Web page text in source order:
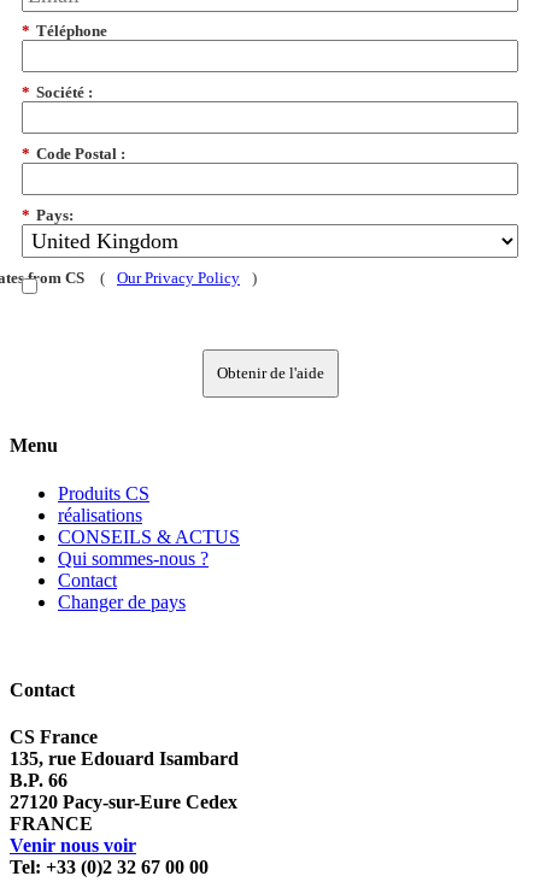
* Téléphone
* Société :
* Code Postal :
* Pays:
from CS ( Our Privacy Policy )
Obtenir de l'aide
Menu
Produits CS
réalisations
CONSEILS & ACTUS
Qui sommes-nous ?
Contact
Changer de pays
Contact
CS France
135, rue Edouard Isambard
B.P. 66
27120 Pacy-sur-Eure Cedex
FRANCE
Venir nous voir
Tel: +33 (0)2 32 67 00 00